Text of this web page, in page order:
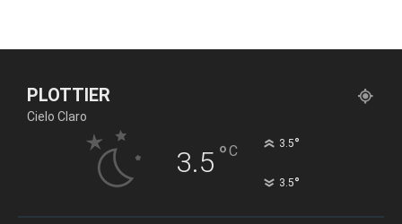
PLOTTIER
Cielo Claro
3.5 °C 3.5°
3.5°